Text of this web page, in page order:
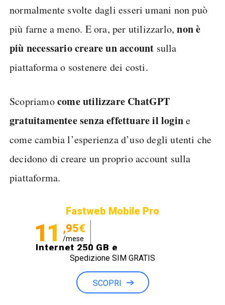
normalmente svolte dagli esseri umani non può
più farne a meno. E ora, per utilizzarlo,non è
più necessario creare un account sulla
piattaforma o sostenere dei costi.
Scopriamocome utilizzare ChatGPT
gratuitamentee senza effettuare il logine
come cambia l’esperienza d’uso degli utenti che
decidono di creare un proprio account sulla
piattaforma.
Fastweb Mobile Pro
11 ,95€
/mese
Internet 250 GB e
Minuti illimitati
Spedizione SIM GRATIS
SCOPRI